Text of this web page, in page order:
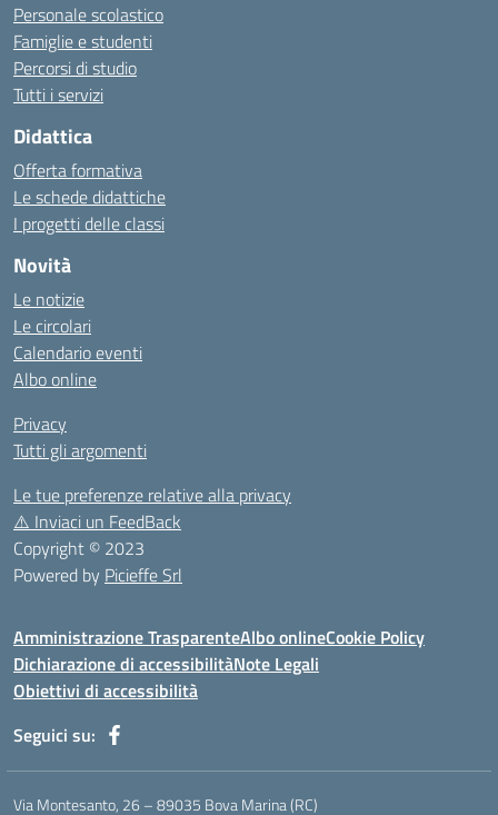
Personale scolastico
Famiglie e studenti
Percorsi di studio
Tutti i servizi
Didattica
Offerta formativa
Le schede didattiche
I progetti delle classi
Novità
Le notizie
Le circolari
Calendario eventi
Albo online
Privacy
Tutti gli argomenti
Le tue preferenze relative alla privacy
⚠️ Inviaci un FeedBack
Copyright © 2023
Powered by Picieffe Srl
Amministrazione TrasparenteAlbo onlineCookie Policy
Dichiarazione di accessibilitàNote Legali
Obiettivi di accessibilità
Seguici su:
Via Montesanto, 26 – 89035 Bova Marina (RC)